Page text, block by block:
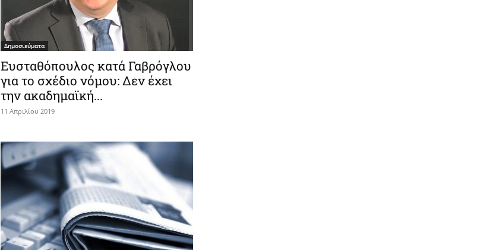
Δημοσιεύματα
Ευσταθόπουλος κατά Γαβρόγλου
για το σχέδιο νόμου: Δεν έχει
την ακαδημαϊκή...
11 Απριλίου 2019